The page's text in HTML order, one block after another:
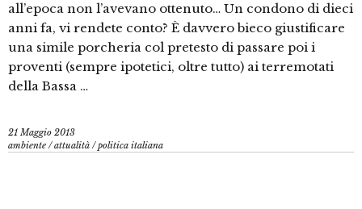
all’epoca non l’avevano ottenuto… Un condono di dieci
anni fa, vi rendete conto? È davvero bieco giustificare
una simile porcheria col pretesto di passare poi i
proventi (sempre ipotetici, oltre tutto) ai terremotati
della Bassa …
21 Maggio 2013
ambiente /attualità /politica italiana